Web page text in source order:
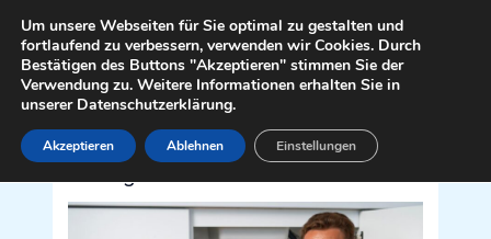
Inhalt
springen
Sanitär Installateur für Kammern im
Um unsere Webseiten für Sie optimal zu gestalten und
fortlaufend zu verbessern, verwenden wir Cookies. Durch
Bestätigen des Buttons "Akzeptieren" stimmen Sie der
Verwendung zu. Weitere Informationen erhalten Sie in
unserer Datenschutzerklärung.
Akzeptieren Ablehnen Einstellungen